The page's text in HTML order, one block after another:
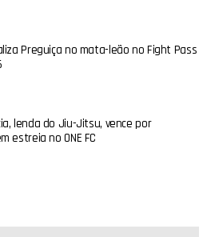
Preguiça no mata-leão no Fight Pass
lenda do Jiu-Jitsu, vence por
estreia no ONE FC